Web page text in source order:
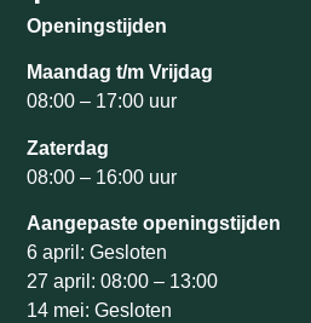
Openingstijden
Maandag t/m Vrijdag
08:00 – 17:00 uur
Zaterdag
08:00 – 16:00 uur
Aangepaste openingstijden
6 april: Gesloten
27 april: 08:00 – 13:00
14 mei: Gesloten